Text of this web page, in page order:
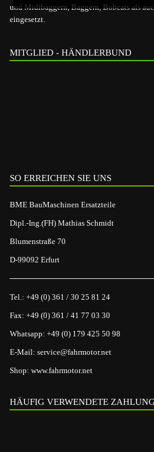
und Midibaggern, Baggern, Bobcats als
eingesetzt.
MITGLIED - HÄNDLERBUND
SO ERREICHEN SIE UNS
BME BauMaschinen Ersatzteile
Dipl.-Ing.(FH) Mathias Schmidt
Blumenstraße 70
D-99092 Erfurt
Tel.: +49 (0) 361 / 30 25 81 24
Fax: +49 (0) 361 / 41 77 03 30
Whatsapp: +49 (0) 179 425 50 98
E-Mail: service@fahrmotor.net
Shop: www.fahrmotor.net
HÄUFIG VERWENDETE